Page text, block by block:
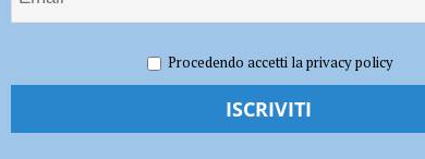
sul deflusso ecologico non possono mettere in ginocchio gli agricoltori”
Procedendo accetti la privacy policy